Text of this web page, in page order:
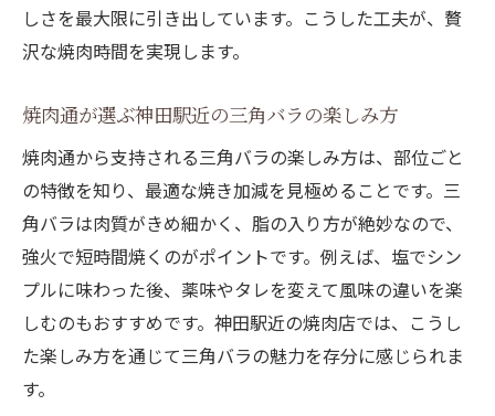
しさを最大限に引き出しています。こうした工夫が、贅
沢な焼肉時間を実現します。
焼肉通が選ぶ神田駅近の三角バラの楽しみ方
焼肉通から支持される三角バラの楽しみ方は、部位ごと
の特徴を知り、最適な焼き加減を見極めることです。三
角バラは肉質がきめ細かく、脂の入り方が絶妙なので、
強火で短時間焼くのがポイントです。例えば、塩でシン
プルに味わった後、薬味やタレを変えて風味の違いを楽
しむのもおすすめです。神田駅近の焼肉店では、こうし
た楽しみ方を通じて三角バラの魅力を存分に感じられま
す。